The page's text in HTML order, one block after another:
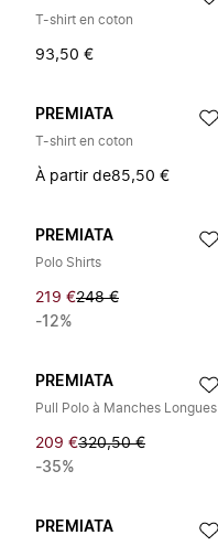
T-shirt en coton
93,50 €
PREMIATA
T-shirt en coton
À partir de85,50 €
PREMIATA
Polo Shirts
219 €248 €
-12%
PREMIATA
Pull Polo à Manches Longues
209 €320,50 €
-35%
PREMIATA